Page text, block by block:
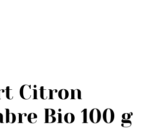
Citron
Bio 100 g